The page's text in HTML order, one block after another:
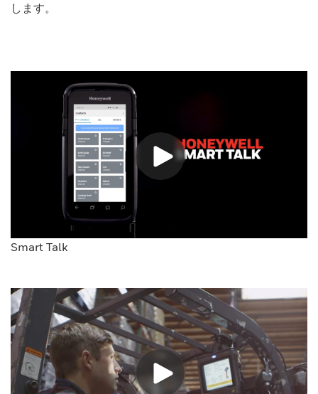
します。
Smart Talk